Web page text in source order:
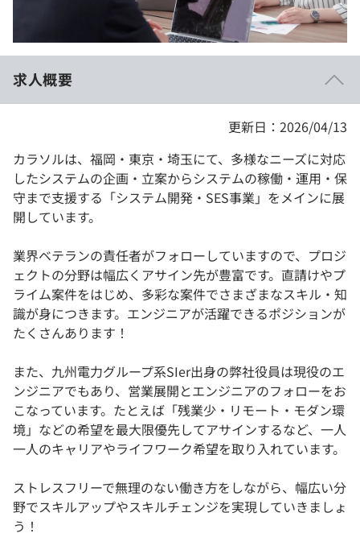
学校向けプラン
契約内容・クーポン
求人概要
更新日：2026/04/13
カラソルは、福岡・東京・埼玉にて、多様なニーズに対応
したシステムの企画・立案からシステムの稼働・運用・保
守まで支援する「システム開発・SES事業」をメインに展
開しています。
業界ベテランの責任者がフォローしていますので、プロジ
ェクトの分野は幅広くアサイン先が豊富です。直請けやプ
ライム案件をはじめ、多彩な案件でさまざまなスキル・知
識が身につきます。エンジニアが活躍できるポジションが
たくさんあります！
また、九州電力グループ系SIer出身の弊社役員は現役のエ
ンジニアでもあり、営業展開とエンジニアのフォローをお
こなっています。たとえば「残業少・リモート・モダン環
境」などの希望を最大限優先してアサインするなど、一人
一人のキャリアやライフワーク希望を取り入れています。
ストレスフリーで無理のない働き方をしながら、幅広い分
野でスキルアップやスキルチェンジを実現していきましょ
う！